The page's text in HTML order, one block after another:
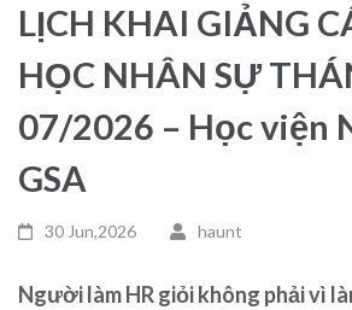
LỊCH KHAI GIẢNG
HỌC NHÂN SỰ
07/2026 – Học viện
GSA
30 Jun,2026 haunt
Người làm HR giỏi không phải vì